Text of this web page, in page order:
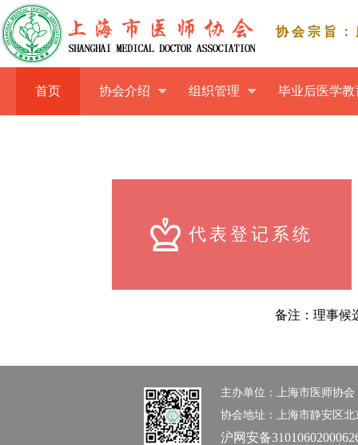
协会宗旨：
首页 协会介绍 组织管理 毕业后医学教
代表登记系统
备注：理事候
主办单位：上海市医师协会
协会地址：上海市静安区北
沪网安备